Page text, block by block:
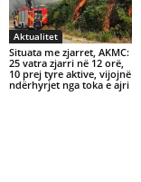
Aktualitet
Situata me zjarret, AKMC:
25 vatra zjarri në 12 orë,
10 prej tyre aktive, vijojnë
ndërhyrjet nga toka e ajri